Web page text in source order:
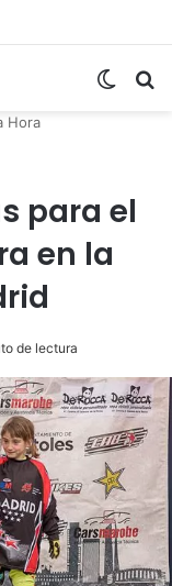
Hora
para el
en la
de lectura